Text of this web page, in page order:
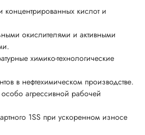
кислот и
окислителями и активными
химико-технологические
в нефтехимическом производстве.
агрессивной рабочей
1SS при ускоренном износе